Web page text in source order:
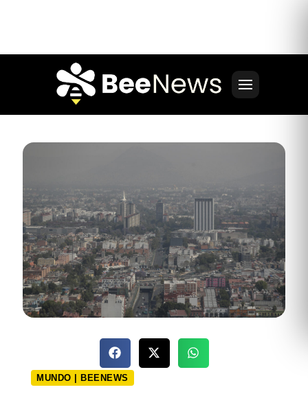
MUNDO | BEENEWS